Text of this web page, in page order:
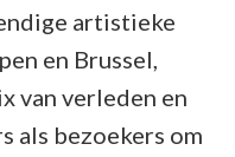
artistieke
en Brussel,
van verleden en
als bezoekers om